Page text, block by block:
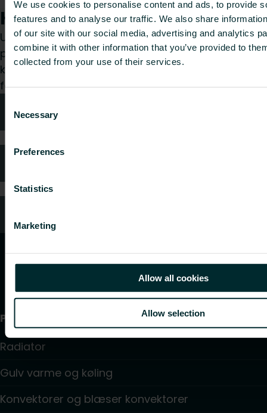
We use cookies to personalise content and ads, to provide
features and to analyse our traffic. We also share
of our site with our social media, advertising and analytics
combine it with other information that you’ve provided to
collected from your use of their services.
Selection
Necessary
Preferences
Statistics
Marketing
Allow all cookies
Allow selection
Hvordan kan vi hjælpe dig?
Uanset om du er specificerer, installatør, arkitekt,
planlægger, grossist eller slutbruger, så vælg en
kategori, og vi vil med glæde tage os af din
forespørgsel.
Teknisk rådgivning
Produkter
Radiator
Gulv varme og køling
Konvektorer og blæser konvektorer